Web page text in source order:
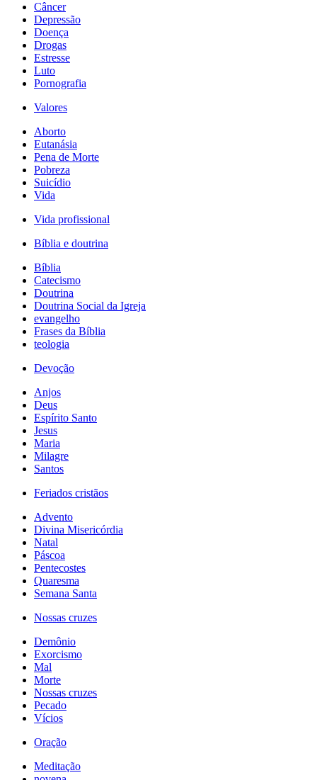
Câncer
Depressão
Doença
Drogas
Estresse
Luto
Pornografia
Valores
Aborto
Eutanásia
Pena de Morte
Pobreza
Suicídio
Vida
Vida profissional
Bíblia e doutrina
Bíblia
Catecismo
Doutrina
Doutrina Social da Igreja
evangelho
Frases da Bíblia
teologia
Devoção
Anjos
Deus
Espírito Santo
Jesus
Maria
Milagre
Santos
Feriados cristãos
Advento
Divina Misericórdia
Natal
Páscoa
Pentecostes
Quaresma
Semana Santa
Nossas cruzes
Demônio
Exorcismo
Mal
Morte
Nossas cruzes
Pecado
Vícios
Oração
Meditação